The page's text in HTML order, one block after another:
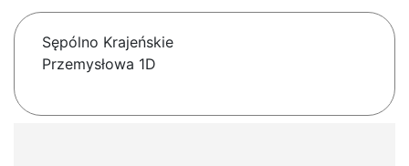
Sępólno Krajeńskie
Przemysłowa 1D